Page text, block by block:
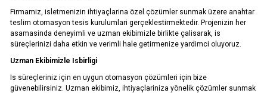
0332 606 08 00 info@samurtek.com.tr
Tüm hakkı saklıdır. Sitemizde kullanılan tüm içerik ve görseller
SAmurtek Otomasyon’a ait olup izinsiz kullanımı hukuki yaptırıma tabidir.
Firmamiz, isletmenizin ihtiyaçlarina özel çözümler sunmak üzere anahtar
teslim otomasyon tesis kurulumlari gerçeklestirmektedir. Projenizin her
asamasinda deneyimli ve uzman ekibimizle birlikte çalisarak, is
süreçlerinizi daha etkin ve verimli hale getirmenize yardimci oluyoruz.
Uzman Ekibimizle Isbirligi
Is süreçleriniz için en uygun otomasyon çözümleri için bize
güvenebilirsiniz. Uzman ekibimiz, ihtiyaçlariniza yönelik çözümler sunmak